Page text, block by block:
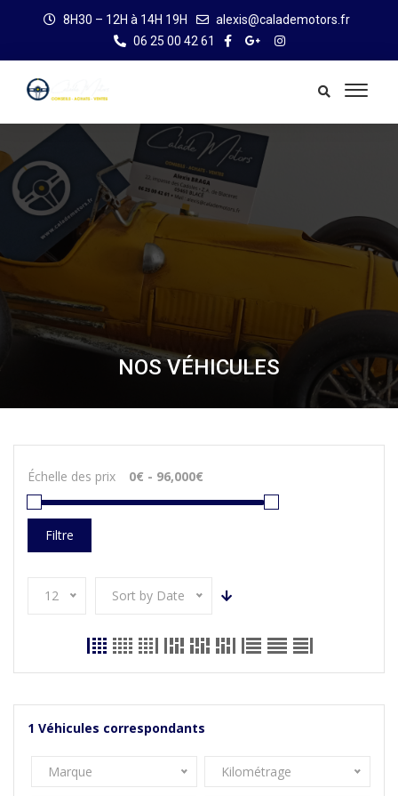
8H30 – 12H à 14H 19H
alexis@calademotors.fr
06 25 00 42 61
NOS VÉHICULES
Échelle des prix
Filtre
12 Sort by Date
1 Véhicules correspondants
Marque Kilométrage